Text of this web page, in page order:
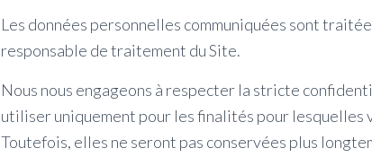
Les données personnelles communiquées sont
responsable de traitement du Site.
Nous nous engageons à respecter la stricte
utiliser uniquement pour les finalités pour lesquelles
Toutefois, elles ne seront pas conservées plus